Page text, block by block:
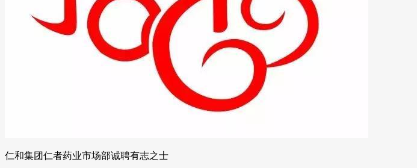
仁和集团仁者药业市场部诚聘有志之士